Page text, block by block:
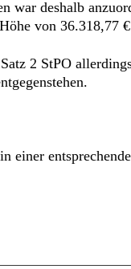
war deshalb
von 36.318,77
2 StPO
einer